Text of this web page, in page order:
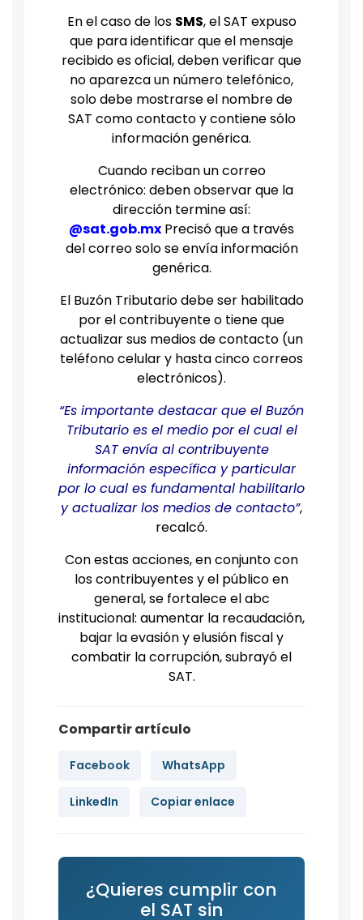
En el caso de los SMS, el SAT expuso
que para identificar que el mensaje
recibido es oficial, deben verificar que
no aparezca un número telefónico,
solo debe mostrarse el nombre de
SAT como contacto y contiene sólo
información genérica.
Cuando reciban un correo
electrónico: deben observar que la
dirección termine así:
@sat.gob.mx Precisó que a través
del correo solo se envía información
genérica.
El Buzón Tributario debe ser habilitado
por el contribuyente o tiene que
actualizar sus medios de contacto (un
teléfono celular y hasta cinco correos
electrónicos).
“Es importante destacar que el Buzón
Tributario es el medio por el cual el
SAT envía al contribuyente
información específica y particular
por lo cual es fundamental habilitarlo
y actualizar los medios de contacto”,
recalcó.
Con estas acciones, en conjunto con
los contribuyentes y el público en
general, se fortalece el abc
institucional: aumentar la recaudación,
bajar la evasión y elusión fiscal y
combatir la corrupción, subrayó el
SAT.
Compartir artículo
Facebook WhatsApp
LinkedIn Copiar enlace
¿Quieres cumplir con
el SAT sin